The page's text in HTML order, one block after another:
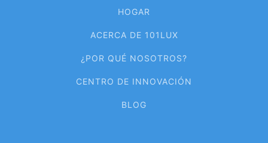
HOGAR
ACERCA DE 101LUX
¿POR QUÉ NOSOTROS?
CENTRO DE INNOVACIÓN
BLOG